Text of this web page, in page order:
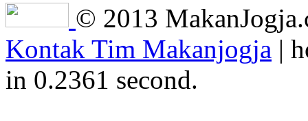
© 2013
Kontak Tim Makanjogja |
in 0.2361 second.